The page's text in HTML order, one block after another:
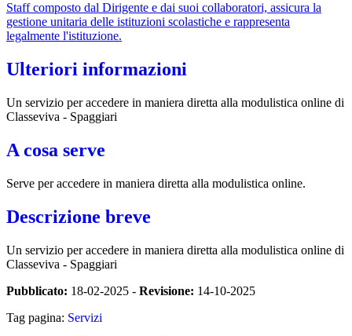
Staff composto dal Dirigente e dai suoi collaboratori, assicura la
gestione unitaria delle istituzioni scolastiche e rappresenta
legalmente l'istituzione.
Ulteriori informazioni
Un servizio per accedere in maniera diretta alla modulistica online di
Classeviva - Spaggiari
A cosa serve
Serve per accedere in maniera diretta alla modulistica online.
Descrizione breve
Un servizio per accedere in maniera diretta alla modulistica online di
Classeviva - Spaggiari
Pubblicato: 18-02-2025 - Revisione: 14-10-2025
Tag pagina: Servizi